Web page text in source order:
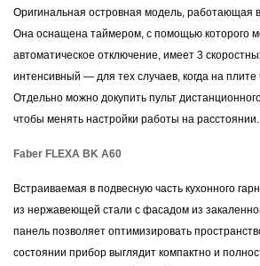
Оригинальная островная модель, работающая
Она оснащена таймером, с помощью которого
автоматическое отключение, имеет 3
интенсивный — для тех случаев, когда на плите
Отдельно можно докупить пульт
чтобы менять настройки работы на расстоянии.
Faber FLEXA BK A60
Встраиваемая в подвесную часть кухонного
из нержавеющей стали с фасадом из
панель позволяет оптимизировать
состоянии прибор выглядит компактно и